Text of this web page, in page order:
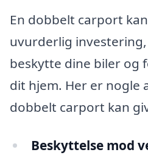
En dobbelt carport
uvurderlig
beskytte dine biler
dit hjem. Her er nogle
dobbelt carport kan
Beskyttelse mod